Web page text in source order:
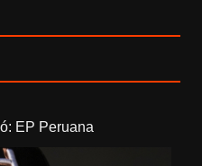
EP Peruana